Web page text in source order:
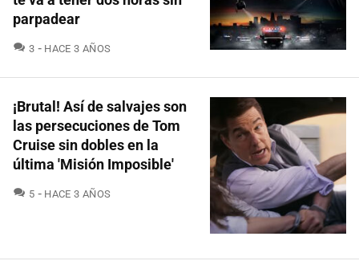
parpadear
3 COMENTARIOS
HACE 3 AÑOS
¡Brutal! Así de salvajes son
las persecuciones de Tom
Cruise sin dobles en la
última 'Misión Imposible'
5 COMENTARIOS
HACE 3 AÑOS